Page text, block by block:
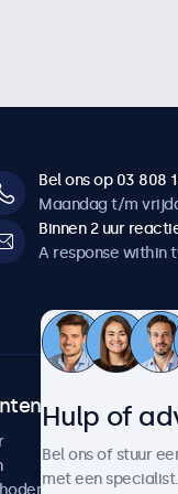
Bel ons op 03 808
Maandag t/m
Binnen 2 uur
A response within
Hulp of
Bel ons of stuur
met een specialist.